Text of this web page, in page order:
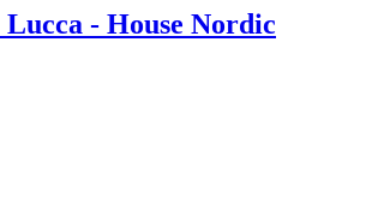
- House Nordic